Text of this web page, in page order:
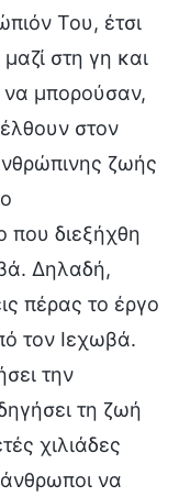
Του, έτσι
στη γη και
να μπορούσαν,
στον
ζωής
διεξήχθη
Δηλαδή,
πέρας το έργο
τον Ιεχωβά.
την
τη ζωή
χιλιάδες
να